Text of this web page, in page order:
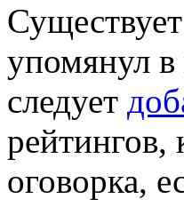
упомянул в
следует
оговорка,